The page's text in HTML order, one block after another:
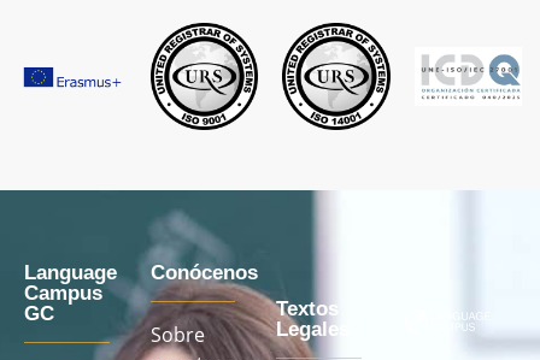
Language
Campus
GC
Conócenos
Sobre
Textos
Legales